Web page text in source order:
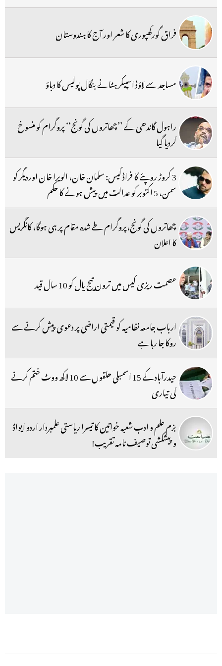
فراق گورکھپوری کا شعر اور آج کا ہندوستان
مساجد سے لاؤڈ اسپیکر ہٹانے بنگال پولیس کا دباؤ
راہول گاندھی کے ’’چھاتروں کی گونج‘‘ پروگرام کو منسوخ
کردیا گیا
3 کروڑ روپئے کا فراڈ کیس: سلمان خان، الویرا خان اوردیگر کو
سمن، 5 اکتوبر کو عدالت میں پیش ہونے کا حکم
چھاتروں کی گونج،پروگرام طے شدہ مقام پر ہی ہوگا، کانگریس
کا اعلان
عصمت ریزی کیس میں ترون تیج پال کو 10 سال قید
ارباب جامعہ نظامیہ کو قیمتی اراضی پر دعوی پیش کرنے سے
روکا جا رہا ہے
حیدرآباد کے 15 اسمبلی حلقوں سے 10 لاکھ ووٹ ختم کرنے
کی تیاری
بزم علم و ادب شعبہ خواتین کا تیسرا ریاستی علمبردار اردو ایواڈ
و پیشکشی توصیف نامہ تقریب!